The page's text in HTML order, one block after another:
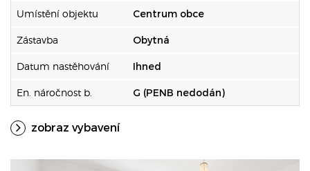
Umístění objektu Centrum obce
Zástavba Obytná
Datum nastěhování Ihned
En. náročnost b. G (PENB nedodán)
zobraz vybavení